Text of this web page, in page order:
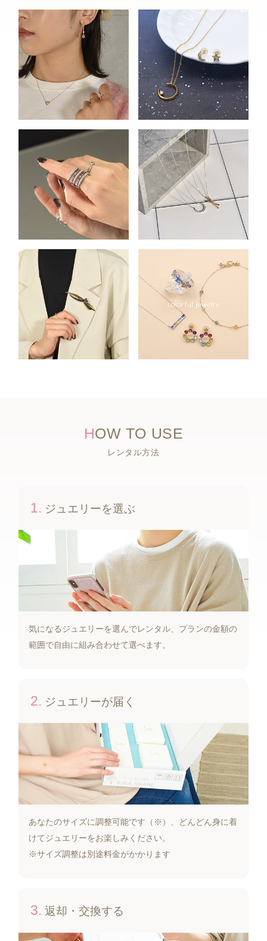
HOW TO USE
レンタル方法
1. ジュエリーを選ぶ
気になるジュエリーを選んでレンタル、プランの金額の
範囲で自由に組み合わせて選べます。
2. ジュエリーが届く
あなたのサイズに調整可能です（※）、どんどん身に着
けてジュエリーをお楽しみください。
※サイズ調整は別途料金がかかります
3. 返却・交換する